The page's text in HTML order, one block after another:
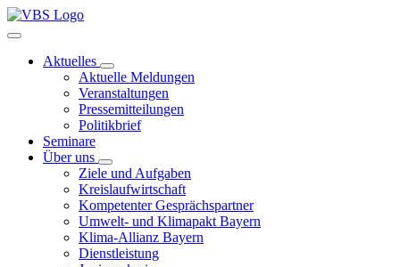
Aktuelles
Aktuelle Meldungen
Veranstaltungen
Pressemitteilungen
Politikbrief
Seminare
Über uns
Ziele und Aufgaben
Kreislaufwirtschaft
Kompetenter Gesprächspartner
Umwelt- und Klimapakt Bayern
Klima-Allianz Bayern
Dienstleistung